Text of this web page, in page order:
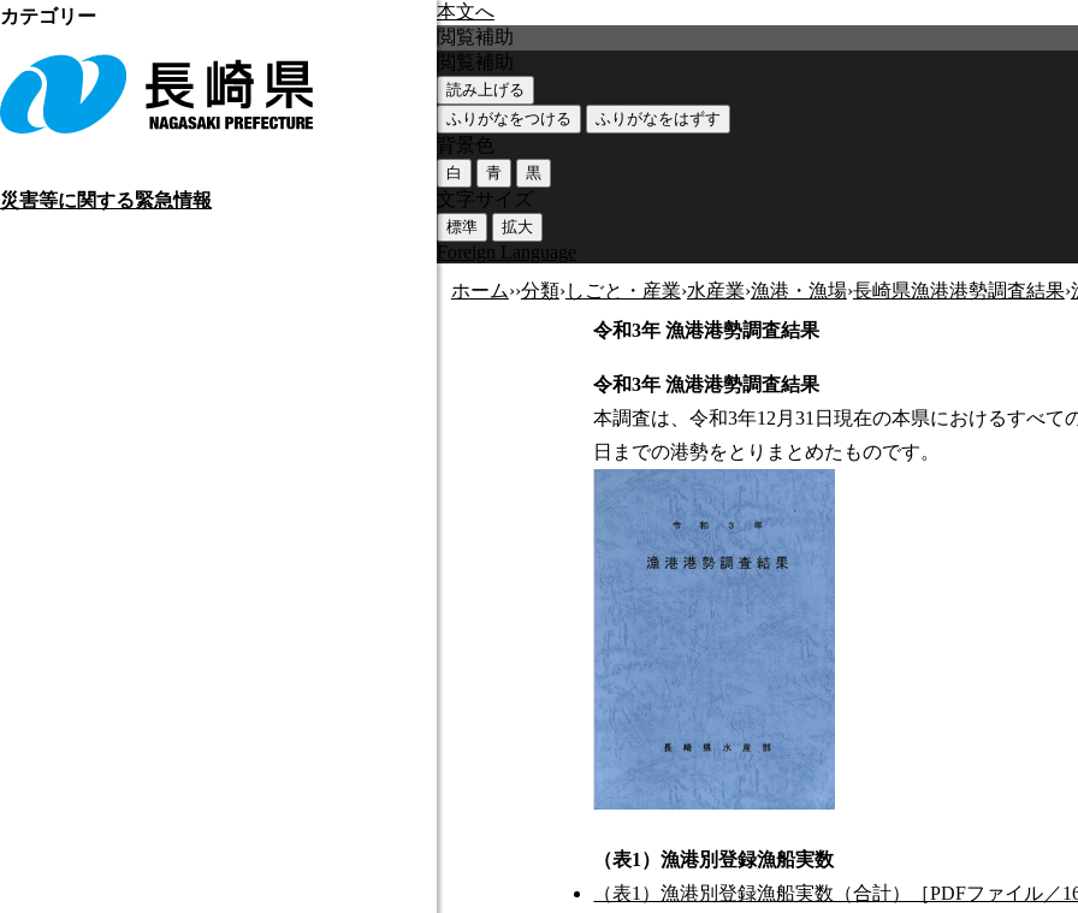
本文へ
災害等に関する緊急情報
閲覧補助
閲覧補助
読み上げる
ふりがなをつける
ふりがなをはずす
背景色
白 青 黒
文字サイズ
標準 拡大
Foreign Language
ホーム››分類›しごと・産業›水産業›漁港・漁場›長崎県漁港港勢調査結果›
令和3年 漁港港勢調査結果
令和3年 漁港港勢調査結果
本調査は、令和3年12月31日現在の本県におけるすべて
日までの港勢をとりまとめたものです。
（表1）漁港別登録漁船実数
（表1）漁港別登録漁船実数（合計）［PDFファイル／
カテゴリー